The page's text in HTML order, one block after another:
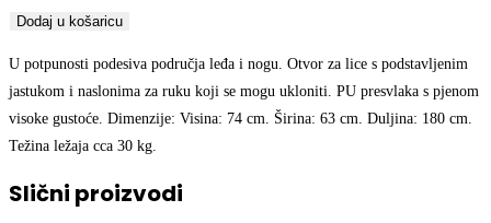
Dodaj u košaricu
U potpunosti podesiva područja leđa i nogu. Otvor za lice s podstavljenim
jastukom i naslonima za ruku koji se mogu ukloniti. PU presvlaka s pjenom
visoke gustoće. Dimenzije: Visina: 74 cm. Širina: 63 cm. Duljina: 180 cm.
Težina ležaja cca 30 kg.
Slični proizvodi